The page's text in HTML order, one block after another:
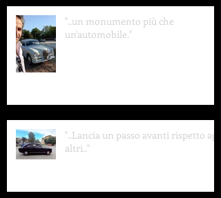
"..un monumento più che
un'automobile."
"..Lancia un passo avanti rispetto agli
altri.."